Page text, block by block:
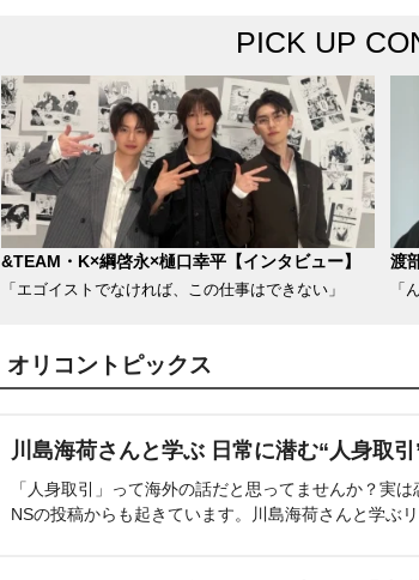
PICK UP
&TEAM・K×綱啓永×樋口幸平【インタビュー】
「エゴイストでなければ、この仕事はできない」
渡
「
オリコントピックス
川島海荷さんと学ぶ 日常に潜む“人身取
「人身取引」って海外の話だと思ってませんか？実
NSの投稿からも起きています。川島海荷さんと学ぶリ